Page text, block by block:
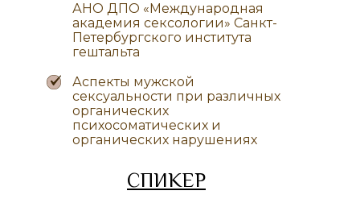
СПИКЕР
АНО ДПО «‎Международная
академия сексологии» Санкт-
Петербургского института
гештальта
Аспекты мужской
сексуальности при различных
органических
психосоматических и
органических нарушениях